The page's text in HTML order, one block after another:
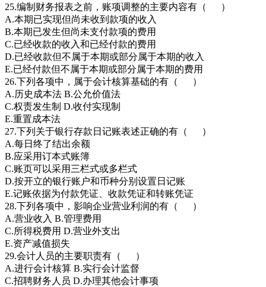
25.编制财务报表之前，账项调整的主要内容有（ ）
A.本期已实现但尚未收到款项的收入
B.本期已发生但尚未支付款项的费用
C.已经收款的收入和已经付款的费用
D.已经收款但不属于本期或部分属于本期的收入
E.已经付款但不属于本期或部分属于本期的费用
26.下列各项中，属于会计核算基础的有（ ）
A.历史成本法 B.公允价值法
C.权责发生制 D.收付实现制
E.重置成本法
27.下列关于银行存款日记账表述正确的有（ ）
A.每日终了结出余额
B.应采用订本式账簿
C.账页可以采用三栏式或多栏式
D.按开立的银行账户和币种分别设置日记账
E.记账依据为付款凭证、收款凭证和转账凭证
28.下列各项中，影响企业营业利润的有（ ）
A.营业收入 B.管理费用
C.所得税费用 D.营业外支出
E.资产减值损失
29.会计人员的主要职责有（ ）
A.进行会计核算 B.实行会计监督
C.招聘财务人员 D.办理其他会计事项